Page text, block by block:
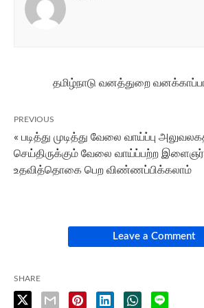
தமிழ்நாடு வனத்துறை
PREVIOUS
« படி‌த்து முடி‌த்து வேலை வா‌ய்‌ப்பு
செ‌ய்‌திரு‌க்கு‌ம் வேலை வாய்ப்பற்ற
உதவித்தொகை பெற விண்ணப்பிக்கலாம்
Leave a Comment
SHARE